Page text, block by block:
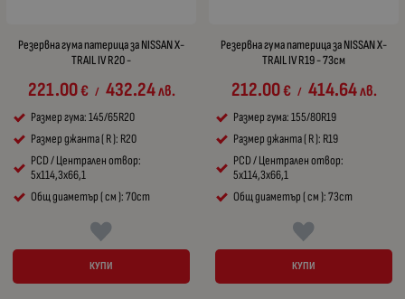
Резервна гума патерица за NISSAN X-
TRAIL IV R20 -
221.00€ / 432.24лв.
Размер гума: 145/65R20
Размер джанта ( R ): R20
PCD / Централен отвор:
5x114,3x66,1
Общ диаметър ( см ): 70cm
КУПИ
Резервна гума патерица за NISSAN X-
TRAIL IV R19 - 73см
212.00€ / 414.64лв.
Размер гума: 155/80R19
Размер джанта ( R ): R19
PCD / Централен отвор:
5x114,3x66,1
Общ диаметър ( см ): 73cm
КУПИ